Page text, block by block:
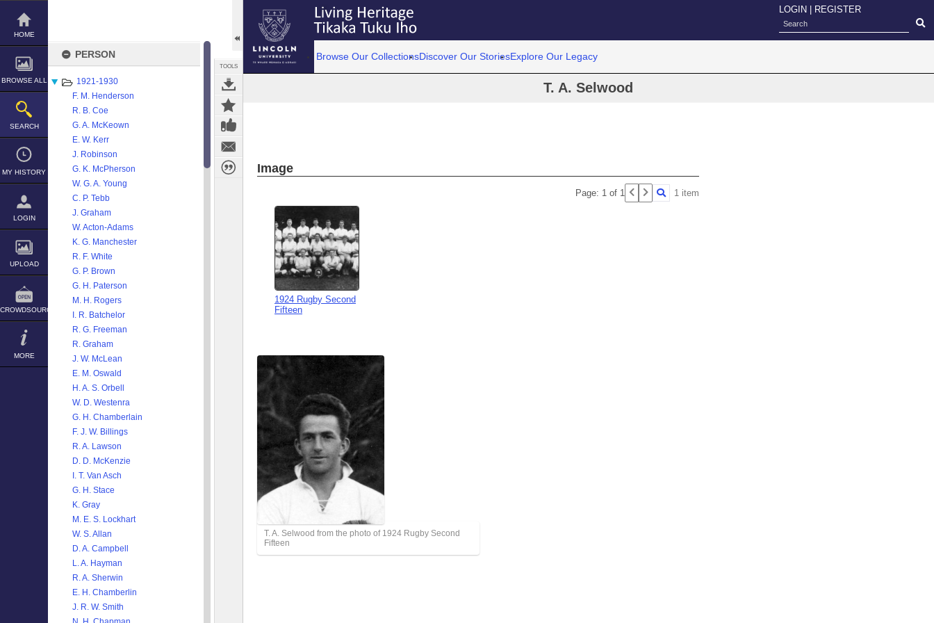
Skip
content
HOME
BROWSE ALL
SEARCH
MY HISTORY
LOGIN
UPLOAD
CROWDSOURCE
MORE
PERSON
1921-1930
F. M. Henderson
R. B. Coe
G. A. McKeown
E. W. Kerr
J. Robinson
G. K. McPherson
W. G. A. Young
C. P. Tebb
J. Graham
W. Acton-Adams
K. G. Manchester
R. F. White
G. P. Brown
G. H. Paterson
M. H. Rogers
I. R. Batchelor
R. G. Freeman
R. Graham
J. W. McLean
E. M. Oswald
H. A. S. Orbell
W. D. Westenra
G. H. Chamberlain
F. J. W. Billings
R. A. Lawson
D. D. McKenzie
I. T. Van Asch
G. H. Stace
K. Gray
M. E. S. Lockhart
W. S. Allan
D. A. Campbell
L. A. Hayman
R. A. Sherwin
E. H. Chamberlin
J. R. W. Smith
TOOLS
LOGIN REGISTER
Browse Our CollectionsDiscover Our StoriesExplore Our Legacy
T. A. Selwood
Image
Page: 1 of 1 1 item
1924 Rugby Second
Fifteen
T. A. Selwood from the photo of 1924 Rugby Second
Fifteen